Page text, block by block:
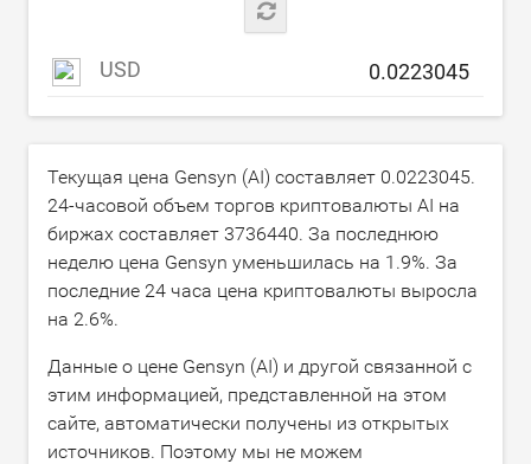
USD
Текущая цена Gensyn (AI) составляет 0.0223045.
24-часовой объем торгов криптовалюты AI на
биржах составляет 3736440. За последнюю
неделю цена Gensyn уменьшилась на 1.9%. За
последние 24 часа цена криптовалюты выросла
на 2.6%.
Данные о цене Gensyn (AI) и другой связанной с
этим информацией, представленной на этом
сайте, автоматически получены из открытых
источников. Поэтому мы не можем